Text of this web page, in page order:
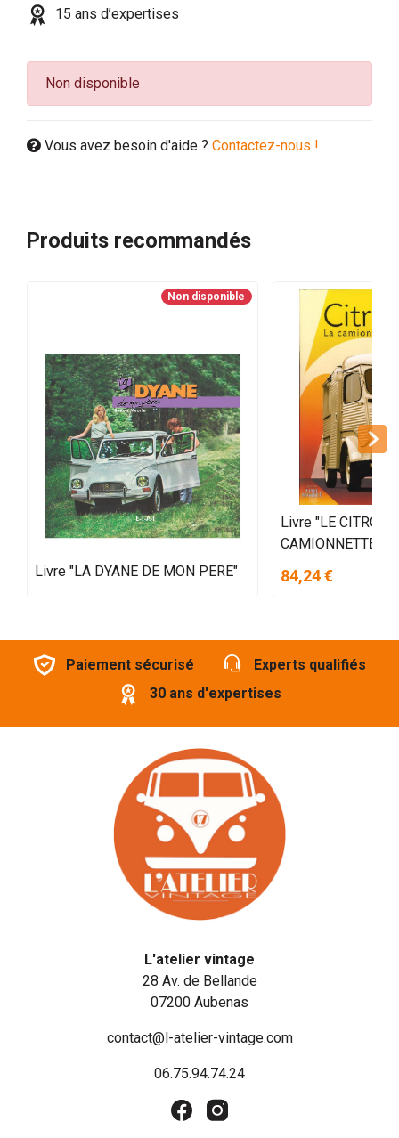
15 ans d’expertises
Non disponible
Vous avez besoin d'aide ? Contactez-nous !
Produits recommandés
Non disponible
Livre "LA DYANE DE MON PERE"
Livre "LE
CAMIONNETTE
84,24 €
Paiement sécurisé
Experts qualifiés
30 ans d'expertises
L'atelier vintage
28 Av. de Bellande
07200 Aubenas
contact@l-atelier-vintage.com
06.75.94.74.24